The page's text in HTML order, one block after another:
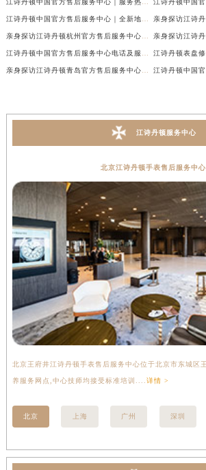
江诗丹顿服务中心
北京江诗丹顿手表售后服务中心
北京王府井江诗丹顿手表售后服务中心位于北京市东城区
养服务网点,中心技师均接受标准培训.... 详情 >
北京 上海 广州 深圳